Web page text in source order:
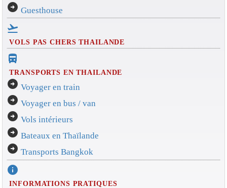
arrow_circle_right Guesthouse
flight_takeoff
VOLS PAS CHERS THAILANDE
directions_bus_filled
TRANSPORTS EN THAILANDE
arrow_circle_right Voyager en train
arrow_circle_right Voyager en bus / van
arrow_circle_right Vols intérieurs
arrow_circle_right Bateaux en Thaïlande
arrow_circle_right Transports Bangkok
info
INFORMATIONS PRATIQUES